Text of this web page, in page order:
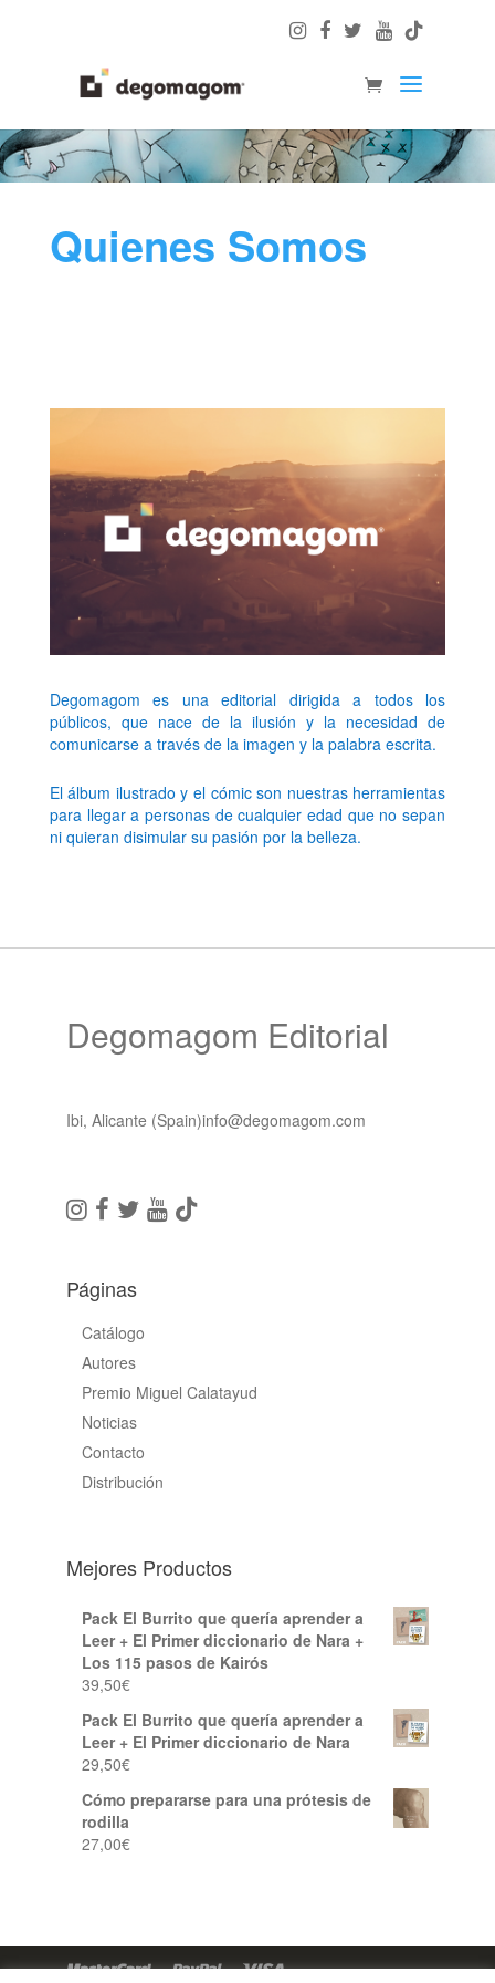
Quienes Somos
Degomagom es una editorial dirigida a todos los
públicos, que nace de la ilusión y la necesidad de
comunicarse a través de la imagen y la palabra escrita.
El álbum ilustrado y el cómic son nuestras herramientas
para llegar a personas de cualquier edad que no sepan
ni quieran disimular su pasión por la belleza.
Degomagom Editorial
Ibi, Alicante (Spain)info@degomagom.com
Páginas
Catálogo
Autores
Premio Miguel Calatayud
Noticias
Contacto
Distribución
Mejores Productos
Pack El Burrito que quería aprender a
Leer + El Primer diccionario de Nara +
Los 115 pasos de Kairós
39,50€
Pack El Burrito que quería aprender a
Leer + El Primer diccionario de Nara
29,50€
Cómo prepararse para una prótesis de
rodilla
27,00€